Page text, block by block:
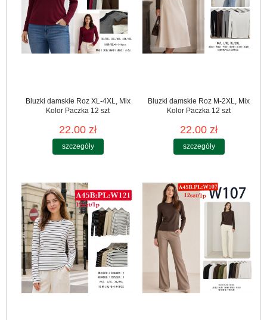
Bluzki damskie Roz XL-4XL, Mix
Kolor Paczka 12 szt
22.00 zł
szczegóły
Bluzki damskie Roz M-2XL, Mix
Kolor Paczka 12 szt
22.00 zł
szczegóły